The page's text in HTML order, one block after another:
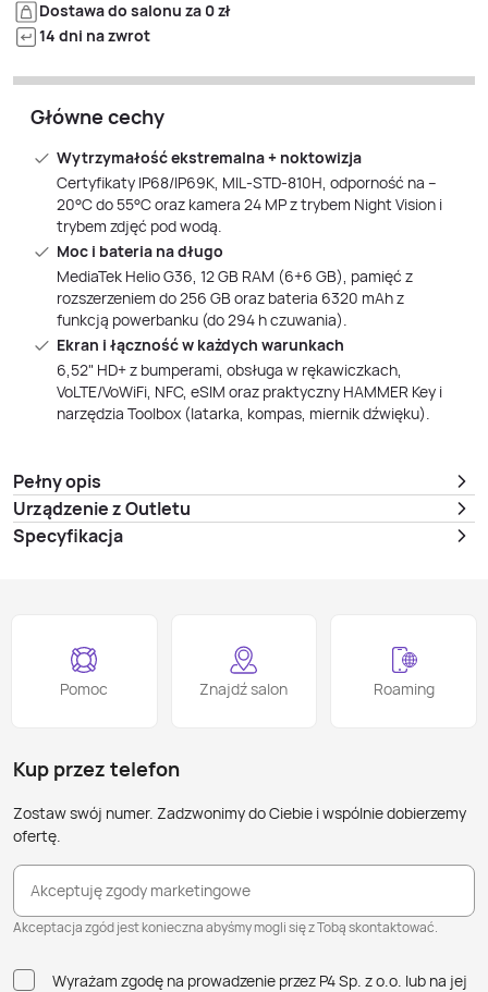
Dostawa do salonu za 0 zł
14 dni na zwrot
Główne cechy
Wytrzymałość ekstremalna + noktowizja
Certyfikaty IP68/IP69K, MIL‑STD‑810H, odporność na –
20°C do 55°C oraz kamera 24 MP z trybem Night Vision i
trybem zdjęć pod wodą.
Moc i bateria na długo
MediaTek Helio G36, 12 GB RAM (6+6 GB), pamięć z
rozszerzeniem do 256 GB oraz bateria 6320 mAh z
funkcją powerbanku (do 294 h czuwania).
Ekran i łączność w każdych warunkach
6,52" HD+ z bumperami, obsługa w rękawiczkach,
VoLTE/VoWiFi, NFC, eSIM oraz praktyczny HAMMER Key i
narzędzia Toolbox (latarka, kompas, miernik dźwięku).
Pełny opis
Urządzenie z Outletu
Specyfikacja
Pomoc Znajdź salon Roaming
Kup przez telefon
Zostaw swój numer. Zadzwonimy do Ciebie i wspólnie dobierzemy
ofertę.
Akceptuję zgody marketingowe
Akceptacja zgód jest konieczna abyśmy mogli się z Tobą skontaktować.
Wyrażam zgodę na prowadzenie przez P4 Sp. z o.o. lub na jej